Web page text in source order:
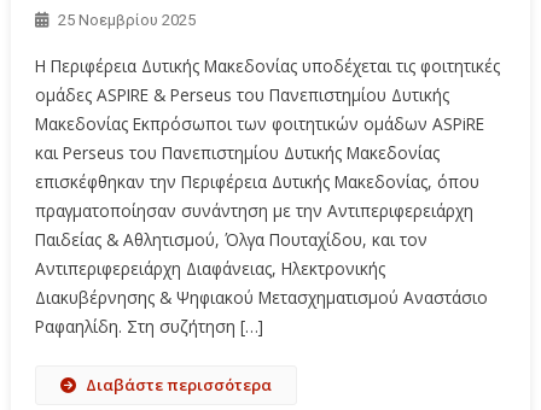
25 Νοεμβρίου 2025
Η Περιφέρεια Δυτικής Μακεδονίας υποδέχεται τις φοιτητικές
ομάδες ASPIRE & Perseus του Πανεπιστημίου Δυτικής
Μακεδονίας Εκπρόσωποι των φοιτητικών ομάδων ASPiRE
και Perseus του Πανεπιστημίου Δυτικής Μακεδονίας
επισκέφθηκαν την Περιφέρεια Δυτικής Μακεδονίας, όπου
πραγματοποίησαν συνάντηση με την Αντιπεριφερειάρχη
Παιδείας & Αθλητισμού, Όλγα Πουταχίδου, και τον
Αντιπεριφερειάρχη Διαφάνειας, Ηλεκτρονικής
Διακυβέρνησης & Ψηφιακού Μετασχηματισμού Αναστάσιο
Ραφαηλίδη. Στη συζήτηση […]
Διαβάστε περισσότερα